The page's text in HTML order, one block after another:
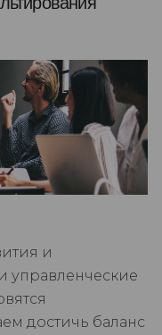
и
управленческие
достичь баланс